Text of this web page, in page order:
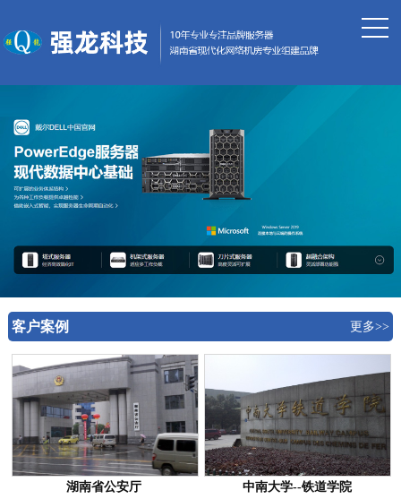
客户案例 更多>>
湖南省公安厅 中南大学--铁道学院